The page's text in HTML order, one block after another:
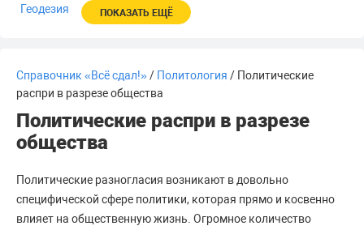
Геодезия
ПОКАЗАТЬ ЕЩЁ
Справочник «Всё сдал!»/ Политология / Политические
распри в разрезе общества
Политические распри в разрезе
общества
Политические разногласия возникают в довольно
специфической сфере политики, которая прямо и косвенно
влияет на общественную жизнь. Огромное количество